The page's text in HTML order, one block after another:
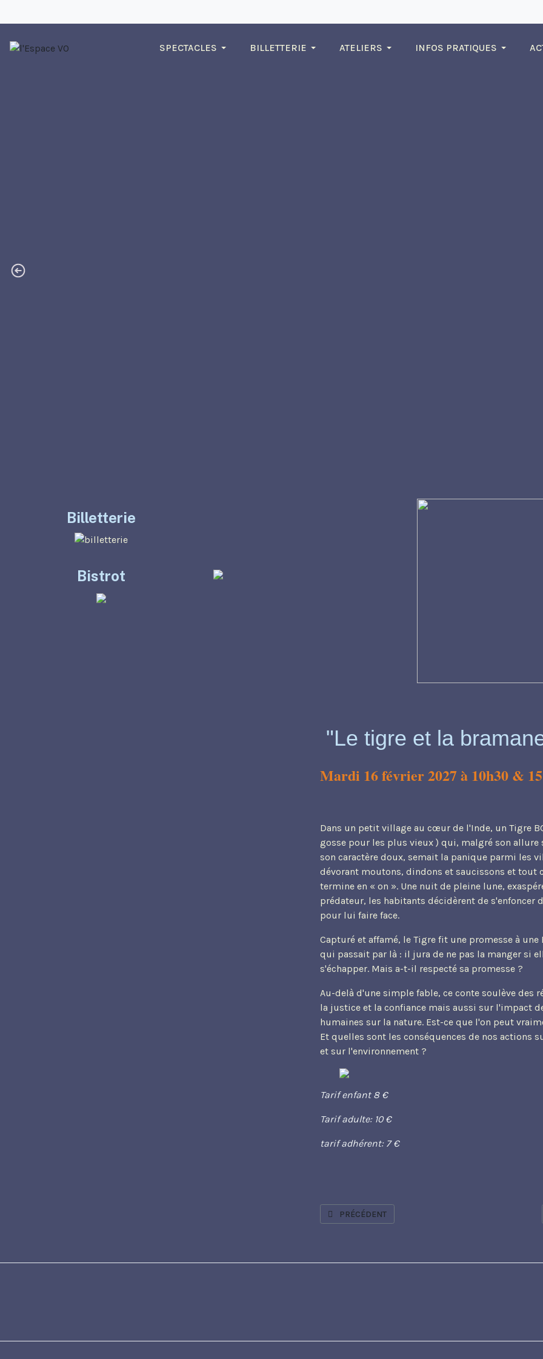
SPECTACLES BILLETTERIE ATELIERS INFOS PRATIQUES
"Le tigre et la
Mardi 16 février 2027 à 10h30 &
Dans un petit village au cœur de l'Inde, un Tigre
gosse pour les plus vieux ) qui, malgré son allure
son caractère doux, semait la panique parmi les
dévorant moutons, dindons et saucissons et tout
termine en « on ». Une nuit de pleine lune,
prédateur, les habitants décidèrent de s'enfoncer
pour lui faire face.
Capturé et affamé, le Tigre fit une promesse à une
qui passait par là : il jura de ne pas la manger si
s'échapper. Mais a-t-il respecté sa promesse ?
Au-delà d'une simple fable, ce conte soulève des
la justice et la confiance mais aussi sur l'impact
humaines sur la nature. Est-ce que l'on peut
Et quelles sont les conséquences de nos actions
et sur l'environnement ?
Tarif enfant 8 €
Tarif adulte: 10 €
tarif adhérent: 7 €
ARTICLE PRÉCÉDENT : LES HOMMES SONT DES FEMMES
PRÉCÉDENT
Billetterie
Bistrot